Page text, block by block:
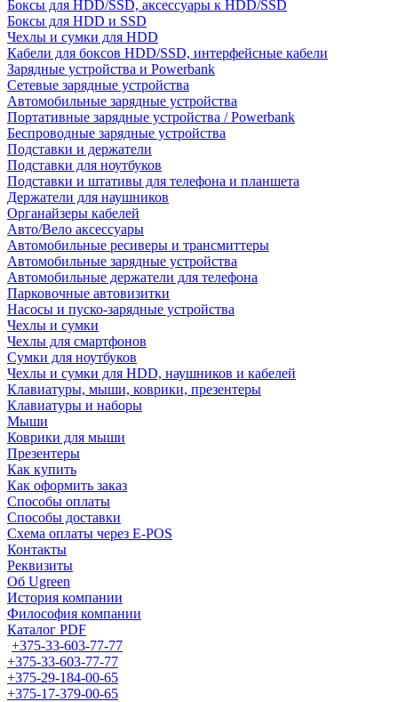
Боксы для HDD/SSD, аксессуары к HDD/SSD
Боксы для HDD и SSD
Чехлы и сумки для HDD
Кабели для боксов HDD/SSD, интерфейсные кабели
Зарядные устройства и Powerbank
Сетевые зарядные устройства
Автомобильные зарядные устройства
Портативные зарядные устройства / Powerbank
Беспроводные зарядные устройства
Подставки и держатели
Подставки для ноутбуков
Подставки и штативы для телефона и планшета
Держатели для наушников
Органайзеры кабелей
Авто/Вело аксессуары
Автомобильные ресиверы и трансмиттеры
Автомобильные зарядные устройства
Автомобильные держатели для телефона
Парковочные автовизитки
Насосы и пуско-зарядные устройства
Чехлы и сумки
Чехлы для смартфонов
Сумки для ноутбуков
Чехлы и сумки для HDD, наушников и кабелей
Клавиатуры, мыши, коврики, презентеры
Клавиатуры и наборы
Мыши
Коврики для мыши
Презентеры
Как купить
Как оформить заказ
Способы оплаты
Способы доставки
Схема оплаты через E-POS
Контакты
Реквизиты
Об Ugreen
История компании
Философия компании
Каталог PDF
+375-33-603-77-77
+375-33-603-77-77
+375-29-184-00-65
+375-17-379-00-65